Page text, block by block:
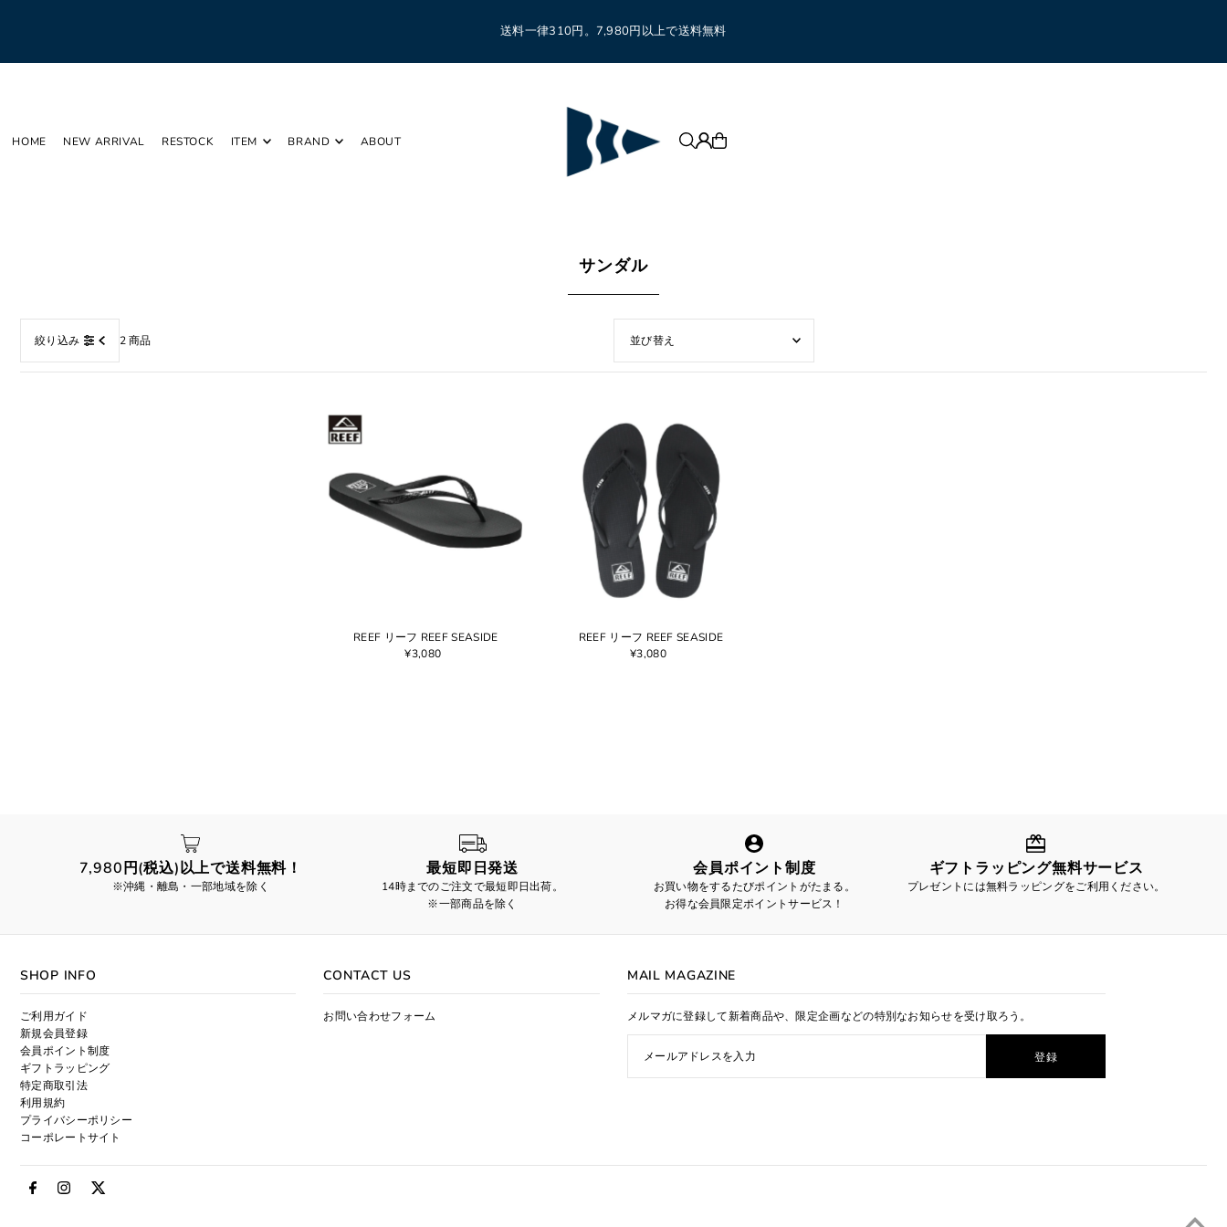
送料一律310円。7,980円以上で送料無料
HOME NEW ARRIVAL RESTOCK ITEM BRAND ABOUT
サンダル
絞り込み 2 商品
オススメ
ベストセラー
アルファベット順, A-Z
アルファベット順, Z-A
価格の安い順
価格の高い順
古い商品順
新着順
REEF リーフ REEF SEASIDE
¥3,080
REEF リーフ REEF SEASIDE
¥3,080
7,980円(税込)以上で送料無料！
※沖縄・離島・一部地域を除く
最短即日発送
14時までのご注文で最短即日出荷。
※一部商品を除く
会員ポイント制度
お買い物をするたびポイントがたまる。
お得な会員限定ポイントサービス！
ギフトラッピング無料サービス
プレゼントには無料ラッピングをご利用ください。
SHOP INFO
ご利用ガイド
新規会員登録
会員ポイント制度
ギフトラッピング
特定商取引法
利用規約
プライバシーポリシー
コーポレートサイト
CONTACT US
お問い合わせフォーム
MAIL MAGAZINE
メルマガに登録して新着商品や、限定企画などの特別なお知らせを受け取ろう。